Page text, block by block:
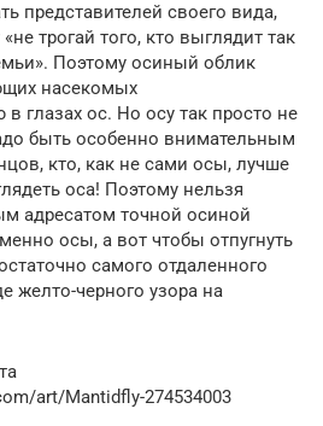
представителей своего вида,
трогай того, кто выглядит так
Поэтому осиный облик
насекомых
глазах ос. Но осу так просто не
быть особенно внимательным
кто, как не сами осы, лучше
оса! Поэтому нельзя
адресатом точной осиной
осы, а вот чтобы отпугнуть
самого отдаленного
желто-черного узора на
art/Mantidfly-274534003